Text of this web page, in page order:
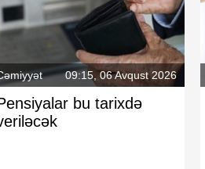
09:15, 06 Avqust 2026
bu tarixdə